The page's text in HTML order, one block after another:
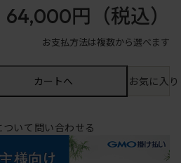
64,000円 （税込）
お支払方法は複数から選べます
カートへ お気に入
ついて問い合わせる